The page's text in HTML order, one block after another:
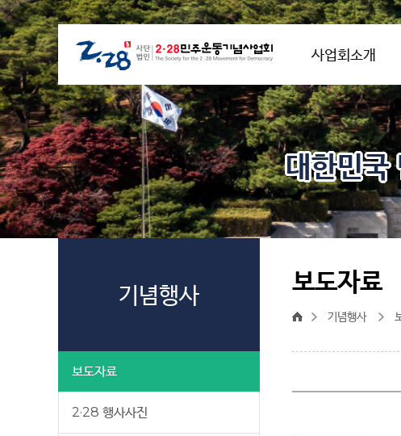
사업회소개
대한민국
기념행사
보도자료
2·28 행사사진
보도자료
기념행사